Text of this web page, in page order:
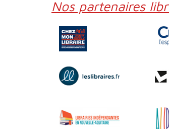
Nos partenaires